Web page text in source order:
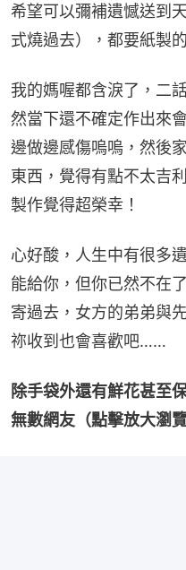
希望可以彌補遺憾送到
式燒過去），都要紙製的
我的媽喔都含淚了，二
然當下還不確定作出來
邊做邊感傷嗚嗚，然後
東西，覺得有點不太吉
製作覺得超榮幸！
心好酸，人生中有很多
能給你，但你已然不在
寄過去，女方的弟弟與
祢收到也會喜歡吧……
除手袋外還有鮮花甚至
無數網友（點擊放大瀏覽